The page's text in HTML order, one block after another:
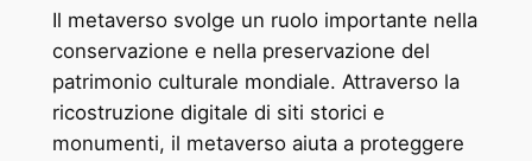
Il metaverso svolge un ruolo importante nella
conservazione e nella preservazione del
patrimonio culturale mondiale. Attraverso la
ricostruzione digitale di siti storici e
monumenti, il metaverso aiuta a proteggere